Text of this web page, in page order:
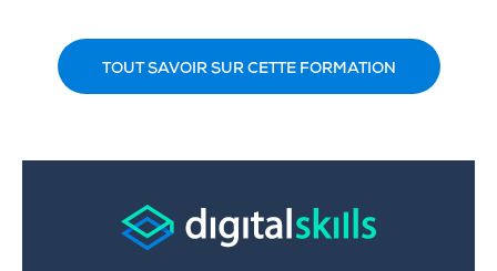
TOUT SAVOIR SUR CETTE FORMATION